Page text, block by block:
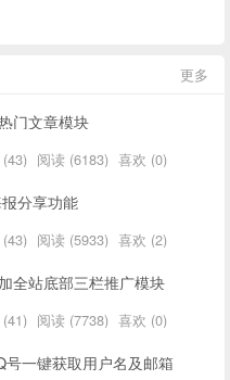
更多
门文章模块
阅读 (6183) 喜欢 (0)
分享功能
阅读 (5933) 喜欢 (2)
全站底部三栏推广模块
阅读 (7738) 喜欢 (0)
一键获取用户名及邮箱